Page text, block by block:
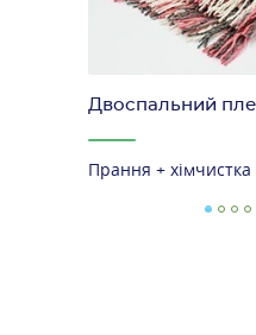
Двоспальний
Прання +